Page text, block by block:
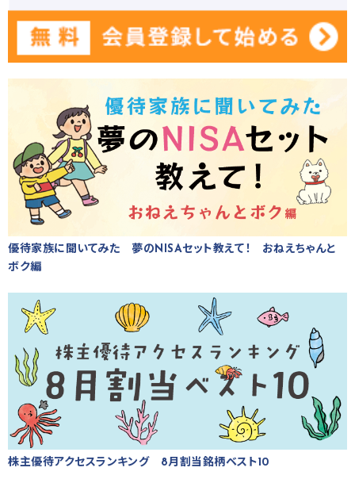
優待家族に聞いてみた 夢のNISAセット教えて！ おねえちゃんと
ボク編
株主優待アクセスランキング 8月割当銘柄ベスト10